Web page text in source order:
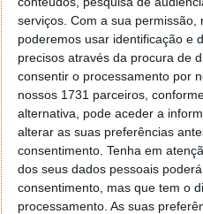
serviços. Com a sua permissão,
poderemos usar identificação e
precisos através da procura de
consentir o processamento por
nossos 1731 parceiros,
alternativa, pode aceder a
alterar as suas preferências
consentimento. Tenha em
dos seus dados pessoais
consentimento, mas que tem o
processamento. As suas
Este artigo
Acompanhe o Pplware
Proponha uma correção, faça